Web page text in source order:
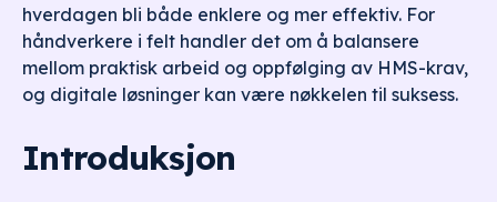
hverdagen bli både enklere og mer effektiv. For
håndverkere i felt handler det om å balansere
mellom praktisk arbeid og oppfølging av HMS-krav,
og digitale løsninger kan være nøkkelen til suksess.
Introduksjon